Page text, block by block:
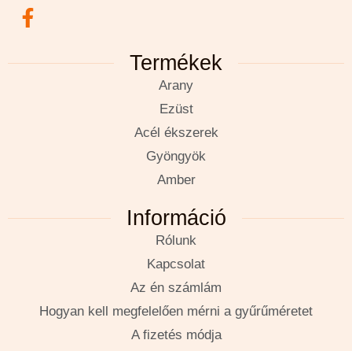
Termékek
Arany
Ezüst
Acél ékszerek
Gyöngyök
Amber
Információ
Rólunk
Kapcsolat
Az én számlám
Hogyan kell megfelelően mérni a gyűrűméretet
A fizetés módja